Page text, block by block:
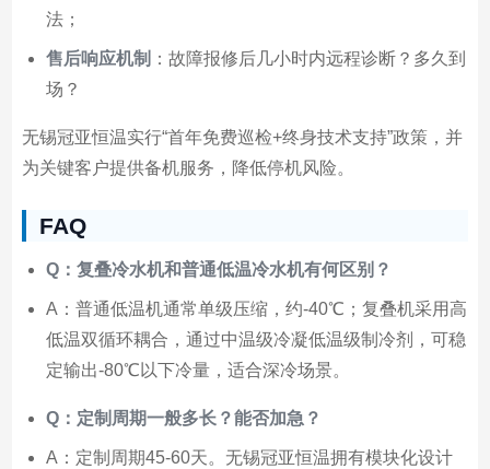
法；
售后响应机制 ：故障报修后几小时内远程诊断？多久到
场？
无锡冠亚恒温实行“首年免费巡检+终身技术支持”政策，并
为关键客户提供备机服务，降低停机风险。
FAQ
Q：复叠冷水机和普通低温冷水机有何区别？
A：普通低温机通常单级压缩，约-40℃；复叠机采用高
低温双循环耦合，通过中温级冷凝低温级制冷剂，可稳
定输出-80℃以下冷量，适合深冷场景。
Q：定制周期一般多长？能否加急？
A：定制周期45-60天。无锡冠亚恒温拥有模块化设计